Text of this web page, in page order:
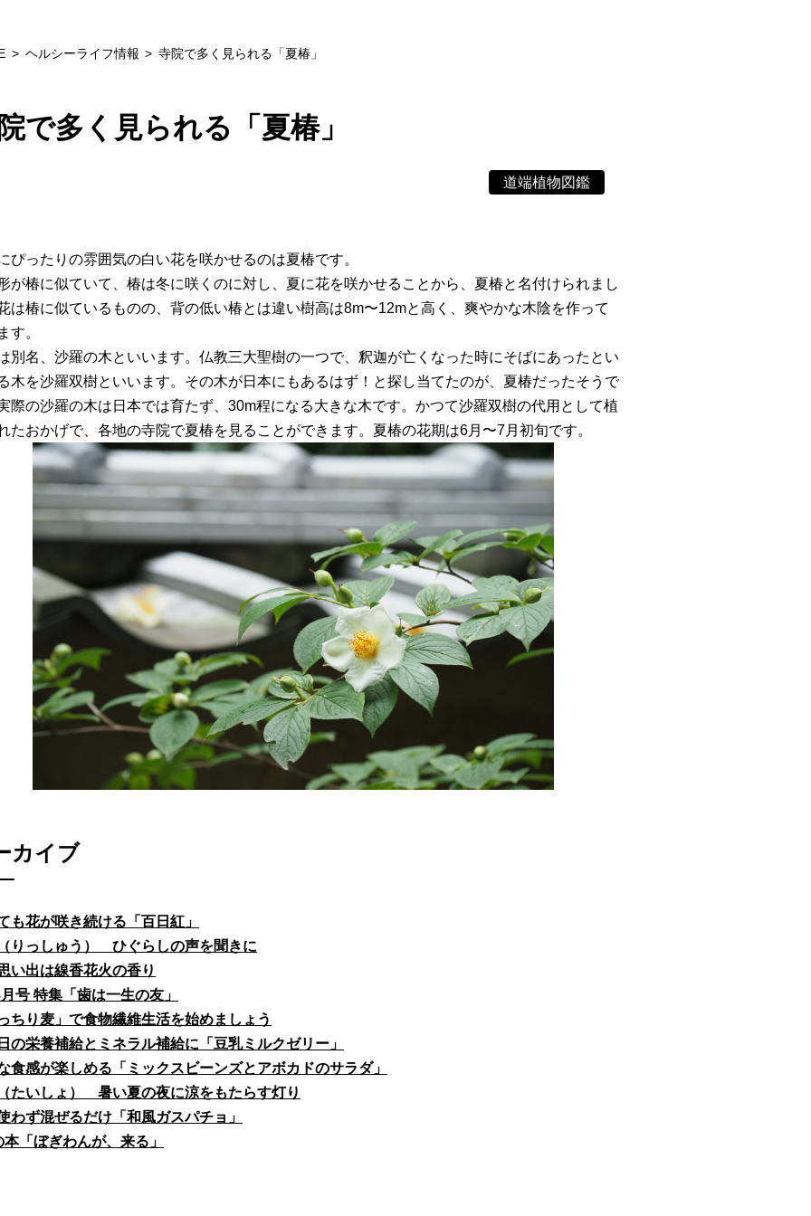
ヘルシーライフ情報 寺院で多く見られる「夏椿」
で多く見られる「夏椿」
道端植物図鑑
ぴったりの雰囲気の白い花を咲かせるのは夏椿です。
が椿に似ていて、椿は冬に咲くのに対し、夏に花を咲かせることから、夏椿と名付けられまし
は椿に似ているものの、背の低い椿とは違い樹高は8m〜12mと高く、爽やかな木陰を作って
す。
別名、沙羅の木といいます。仏教三大聖樹の一つで、釈迦が亡くなった時にそばにあったとい
木を沙羅双樹といいます。その木が日本にもあるはず！と探し当てたのが、夏椿だったそうで
際の沙羅の木は日本では育たず、30m程になる大きな木です。かつて沙羅双樹の代用として植
たおかげで、各地の寺院で夏椿を見ることができます。夏椿の花期は6月〜7月初旬です。
カイブ
も花が咲き続ける「百日紅」
りっしゅう） ひぐらしの声を聞きに
い出は線香花火の香り
号 特集「歯は一生の友」
っちり麦」で食物繊維生活を始めましょう
の栄養補給とミネラル補給に「豆乳ミルクゼリー」
食感が楽しめる「ミックスビーンズとアボカドのサラダ」
たいしょ） 暑い夏の夜に涼をもたらす灯り
わず混ぜるだけ「和風ガスパチョ」
本「ぼぎわんが、来る」